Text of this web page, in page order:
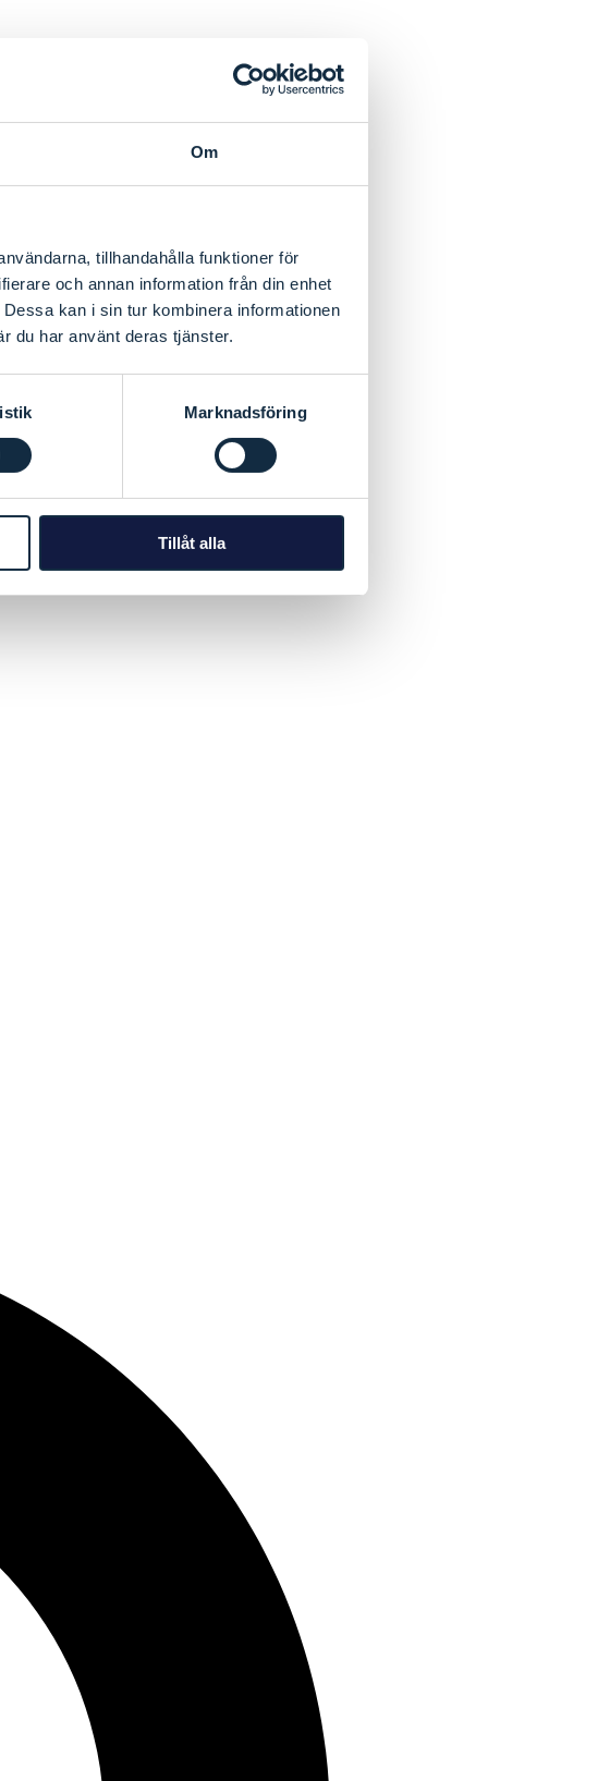
Om
tillhandahålla funktioner för
och annan information från din enhet
kan i sin tur kombinera informationen
du har använt deras tjänster.
Marknadsföring
Tillåt alla